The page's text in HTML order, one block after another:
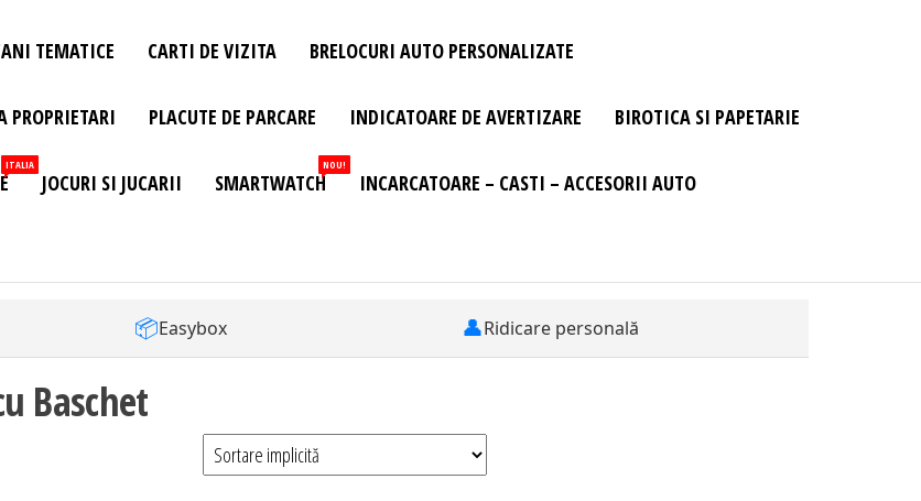
TEMATICE CARTI DE VIZITA BRELOCURI AUTO PERSONALIZATE
PROPRIETARI PLACUTE DE PARCARE INDICATOARE DE AVERTIZARE BIROTICA SI PAPETARIE
ITALIA
JOCURI SI JUCARII SMARTWATCH
NOU!
INCARCATOARE – CASTI – ACCESORII AUTO
📦Easybox 👤Ridicare personală
Baschet